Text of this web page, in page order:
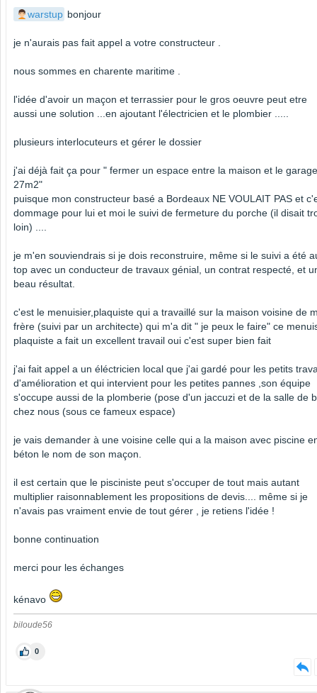
warstup bonjour
je n'aurais pas fait appel a votre constructeur .
nous sommes en charente maritime .
l'idée d'avoir un maçon et terrassier pour le gros oeuvre peut etre
aussi une solution ...en ajoutant l'électricien et le plombier .....
plusieurs interlocuteurs et gérer le dossier
j'ai déjà fait ça pour " fermer un espace entre la maison et le garage
27m2"
puisque mon constructeur basé a Bordeaux NE VOULAIT PAS et
dommage pour lui et moi le suivi de fermeture du porche (il disait
loin) ....
je m'en souviendrais si je dois reconstruire, même si le suivi a été
top avec un conducteur de travaux génial, un contrat respecté, et
beau résultat.
c'est le menuisier,plaquiste qui a travaillé sur la maison voisine de
frère (suivi par un architecte) qui m'a dit " je peux le faire" ce
plaquiste a fait un excellent travail oui c'est super bien fait
j'ai fait appel a un éléctricien local que j'ai gardé pour les petits
d'amélioration et qui intervient pour les petites pannes ,son équipe
s'occupe aussi de la plomberie (pose d'un jaccuzi et de la salle de
chez nous (sous ce fameux espace)
je vais demander à une voisine celle qui a la maison avec piscine
béton le nom de son maçon.
il est certain que le pisciniste peut s'occuper de tout mais autant
multiplier raisonnablement les propositions de devis.... même si je
n'avais pas vraiment envie de tout gérer , je retiens l'idée !
bonne continuation
merci pour les échanges
kénavo
biloude56
0